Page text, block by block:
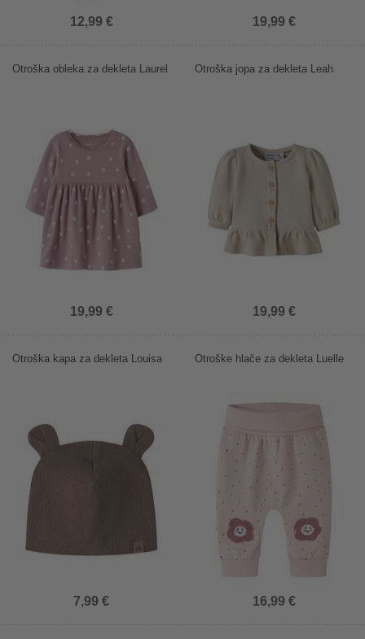
12,99 € 19,99 €
Otroška obleka za dekleta Laurel
19,99 €
Otroška jopa za dekleta Leah
19,99 €
Otroška kapa za dekleta Louisa
7,99 €
Otroške hlače za dekleta Luelle
16,99 €